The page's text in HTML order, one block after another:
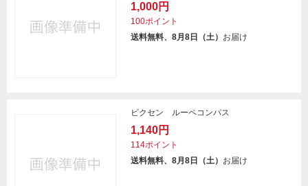
1,000円
100ポイント
送料無料、8月8日（土） お届け
ビクセン ルーペコンパス
1,140円
114ポイント
送料無料、8月8日（土） お届け